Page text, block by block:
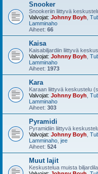
Snooker
Snookeriin liittyvä
Valvojat: Johnny Boyh
Lamminaho
Aiheet: 66
Kaisa
Kaisabiljardiin liittyvä
Valvojat: Johnny Boyh
Lamminaho
Aiheet: 1973
Kara
Karaan liittyvä keskustelu
Valvojat: Johnny Boyh
Lamminaho
Aiheet: 303
Pyramidi
Pyramidiin liittyvä
Valvojat: Johnny Boyh
Lamminaho jee
Aiheet: 524
Muut lajit
Keskustelua muista